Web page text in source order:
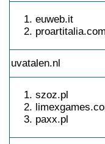
euweb.it
proartitalia.com
uvatalen.nl
szoz.pl
paxx.pl